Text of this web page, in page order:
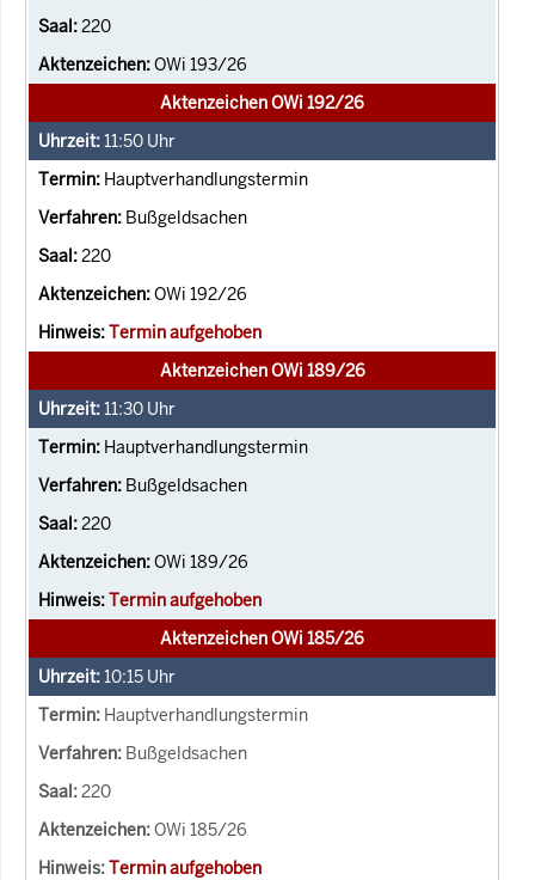
220
OWi 193/26
Aktenzeichen OWi 192/26
11:50 Uhr
Hauptverhandlungstermin
Bußgeldsachen
220
OWi 192/26
Termin aufgehoben
Aktenzeichen OWi 189/26
11:30 Uhr
Hauptverhandlungstermin
Bußgeldsachen
220
OWi 189/26
Termin aufgehoben
Aktenzeichen OWi 185/26
10:15 Uhr
Hauptverhandlungstermin
Bußgeldsachen
220
OWi 185/26
Termin aufgehoben